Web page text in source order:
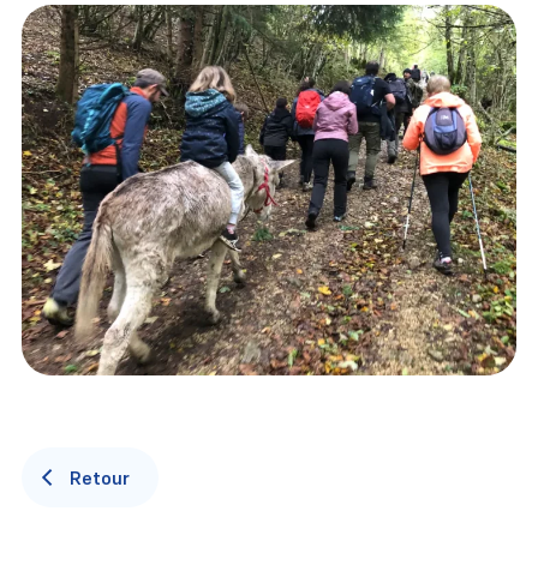
Entreprise
Retour